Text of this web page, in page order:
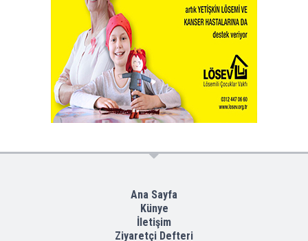
Ana Sayfa
Künye
İletişim
Ziyaretçi Defteri